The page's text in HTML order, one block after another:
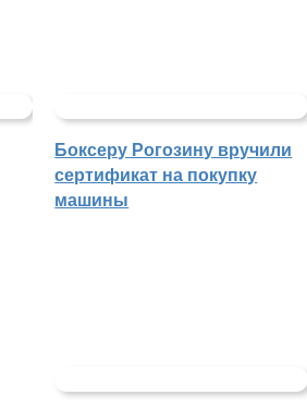
Боксеру Рогозину вручили
сертификат на покупку
машины